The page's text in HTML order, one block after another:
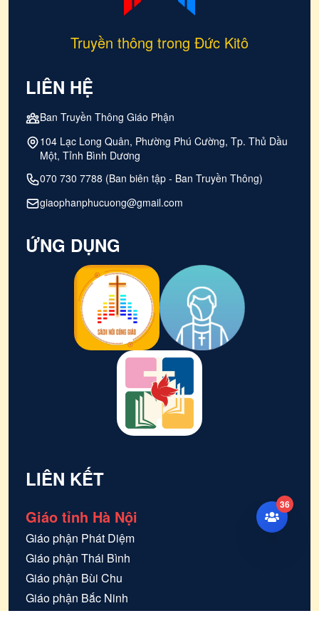
36
Truyền thông trong Đức Kitô
LIÊN HỆ
Ban Truyền Thông Giáo Phận
104 Lạc Long Quân, Phường Phú Cường, Tp. Thủ Dầu
Một, Tỉnh Bình Dương
070 730 7788 (Ban biên tập - Ban Truyền Thông)
giaophanphucuong@gmail.com
ỨNG DỤNG
LIÊN KẾT
Giáo tỉnh Hà Nội
Giáo phận Phát Diệm
Giáo phận Thái Bình
Giáo phận Bùi Chu
Giáo phận Bắc Ninh